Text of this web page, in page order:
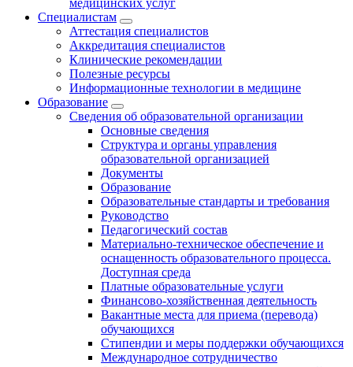
медицинских услуг
Специалистам
Аттестация специалистов
Аккредитация специалистов
Клинические рекомендации
Полезные ресурсы
Информационные технологии в медицине
Образование
Сведения об образовательной организации
Основные сведения
Структура и органы управления
образовательной организацией
Документы
Образование
Образовательные стандарты и требования
Руководство
Педагогический состав
Материально-техническое обеспечение и
оснащенность образовательного процесса.
Доступная среда
Платные образовательные услуги
Финансово-хозяйственная деятельность
Вакантные места для приема (перевода)
обучающихся
Стипендии и меры поддержки обучающихся
Международное сотрудничество